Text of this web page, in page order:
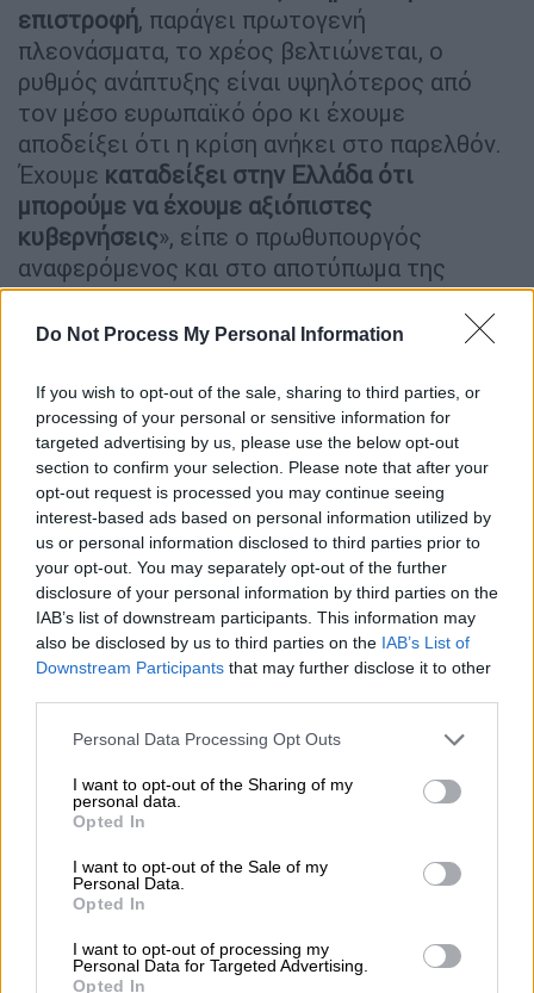
Do Not Process My Personal Information
If you wish to opt-out of the sale, sharing to third parties, or
processing of your personal or sensitive information for
targeted advertising by us, please use the below opt-out
section to confirm your selection. Please note that after your
opt-out request is processed you may continue seeing
interest-based ads based on personal information utilized by
us or personal information disclosed to third parties prior to
your opt-out. You may separately opt-out of the further
disclosure of your personal information by third parties on the
IAB’s list of downstream participants. This information may
also be disclosed by us to third parties on the IAB’s List of
Downstream Participants that may further disclose it to other
Please note that this website/app uses one or more Google
not limited to your visit or usage behaviour. You may click to
grant or deny consent to Google and its third-party tags to
use your data for below specified purposes in below Google
consent section.
Personal Data Processing Opt Outs
I want to opt-out of the Sharing of my
personal data.
Opted In
I want to opt-out of the Sale of my
Personal Data.
Opted In
I want to opt-out of processing my
Personal Data for Targeted Advertising.
Opted In
επιστροφή, παράγει πρωτογενή
πλεονάσματα, το χρέος βελτιώνεται, ο
ρυθμός ανάπτυξης είναι υψηλότερος από
τον μέσο ευρωπαϊκό όρο κι έχουμε
αποδείξει ότι η κρίση ανήκει στο παρελθόν.
Έχουμε καταδείξει στην Ελλάδα ότι
μπορούμε να έχουμε αξιόπιστες
κυβερνήσεις», είπε ο πρωθυπουργός
αναφερόμενος και στο αποτύπωμα της
φορολογικής μεταρρύθμισης που θα
ενισχύσει το διαθέσιμο εισόδημα των
«Ορισμένες λύσεις είναι ευρωπαϊκές όμως
οι δύσκολες μεταρρυθμίσεις είναι εθνική
αρμοδιότητακάθε κράτους. Έχουμε σταθερή
κυβέρνηση,έχουμε δεύτερη θητεία με
πλειοψηφία στο Κοινοβούλιο, οι εκλογές
μας θα διεξαχθούν το 2027 και το κυβερνών
κόμμα προηγείται αρκετές μονάδες.Είμαι
αισιόδοξος για τις επιδόσεις τηςελληνικής
οικονομίας. Έχουμε προβλήματα με το
θα ψηφιστεί με μέτρα ελάφρυνσης που
αντιμετωπίζουν την ακρίβεια. Σε αντίθεση
με άλλες κυβερνήσεις
οι επιδόσεις μας
να ξεχνάμε ότι αναγκαστήκαμε να
επιβάλλουμε δύσκολες μεταρρυθμίσεις
όπως στο συνταξιοδοτικό», είπε ο Κυριάκος
Μητσοτάκης.